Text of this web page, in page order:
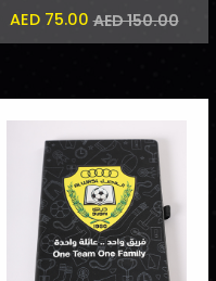
AED 150.00
AED 75.00